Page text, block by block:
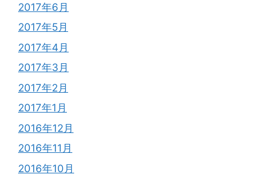
2017年6月
2017年5月
2017年4月
2017年3月
2017年2月
2017年1月
2016年12月
2016年11月
2016年10月